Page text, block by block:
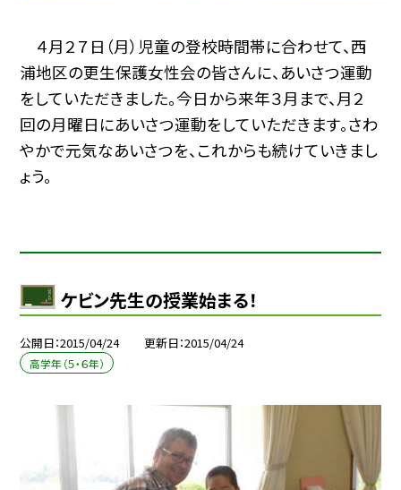
４月２７日（月）児童の登校時間帯に合わせて、西
浦地区の更生保護女性会の皆さんに、あいさつ運動
をしていただきました。今日から来年３月まで、月２
回の月曜日にあいさつ運動をしていただきます。さわ
やかで元気なあいさつを、これからも続けていきまし
ょう。
ケビン先生の授業始まる！
公開日 2015/04/24 更新日 2015/04/24
高学年（５・６年）